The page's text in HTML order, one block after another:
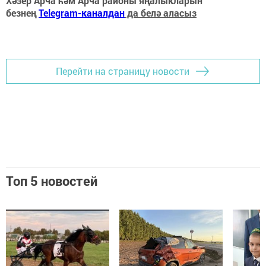
безнеңTelegram-каналданда белә аласыз
Перейти на страницу новости
Топ 5 новостей